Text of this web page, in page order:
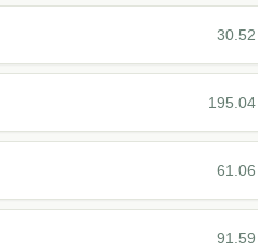
30.52
195.04
61.06
91.59